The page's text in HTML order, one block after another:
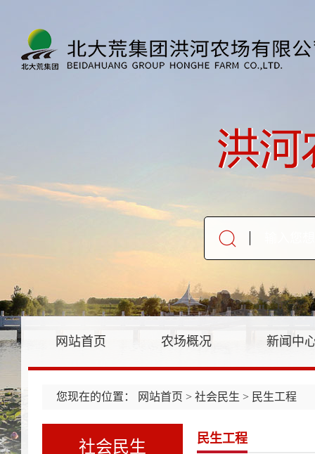
网站首页 农场概况 新闻中
您现在的位置： 网站首页 > 社会民生 > 民生工程
社会民生 民生工程